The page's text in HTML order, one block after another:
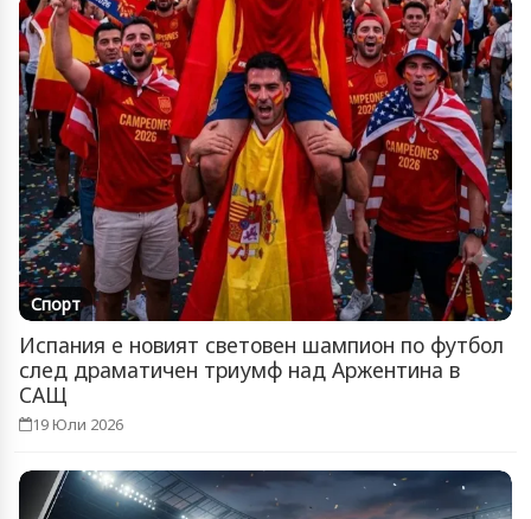
Спорт
Испания е новият световен шампион по футбол
след драматичен триумф над Аржентина в
САЩ
19 Юли 2026